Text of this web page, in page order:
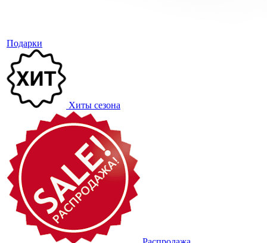
Подарки
Хиты сезона